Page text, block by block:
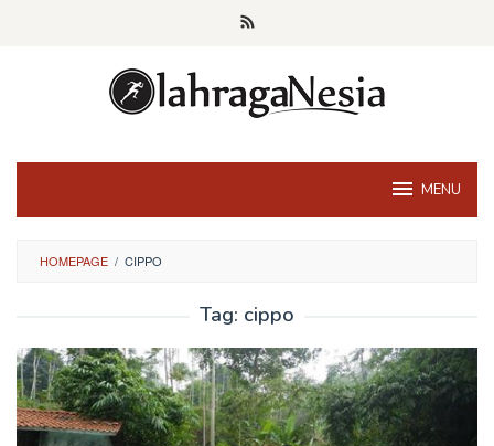
MENU
HOMEPAGE / CIPPO
Tag: cippo